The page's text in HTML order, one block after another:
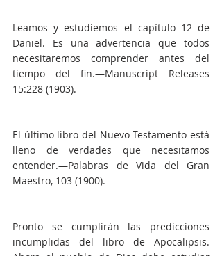
Leamos y estudiemos el capítulo 12 de
Daniel. Es una advertencia que todos
necesitaremos comprender antes del
tiempo del fin.—Manuscript Releases
15:228 (1903).
El último libro del Nuevo Testamento está
lleno de verdades que necesitamos
entender.—Palabras de Vida del Gran
Maestro, 103 (1900).
Pronto se cumplirán las predicciones
incumplidas del libro de Apocalipsis.